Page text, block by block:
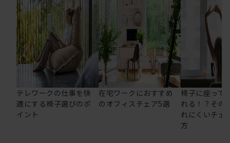
テレワークの仕事を快
適にする椅子選びのポ
イント
在宅ワークにおすすめ
のオフィスチェア5選
椅子に座って
れる！？その
れにくいチェ
方